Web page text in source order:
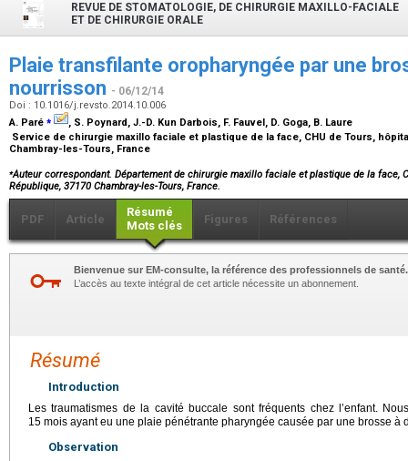
REVUE DE STOMATOLOGIE, DE CHIRURGIE MAXILLO-FACIALE
ET DE CHIRURGIE ORALE
Plaie transfilante oropharyngée par une
nourrisson - 06/12/14
Doi : 10.1016/j.revsto.2014.10.006
A. Paré ⁎
, S. Poynard, J.-D. Kun Darbois, F. Fauvel, D. Goga, B. Laure
Service de chirurgie maxillo faciale et plastique de la face, CHU de Tours,
Chambray-les-Tours, France
⁎Auteur correspondant. Département de chirurgie maxillo faciale et plastique de la face,
République, 37170 Chambray-les-Tours, France.
PDF Article
Résumé
Mots clés
Figures Références
Bienvenue sur EM-consulte, la référence des professionnels de santé.
L’accès au texte intégral de cet article nécessite un abonnement.
Résumé
Introduction
Les traumatismes de la cavité buccale sont fréquents chez l’enfant.
15 mois ayant eu une plaie pénétrante pharyngée causée par une brosse à
Observation